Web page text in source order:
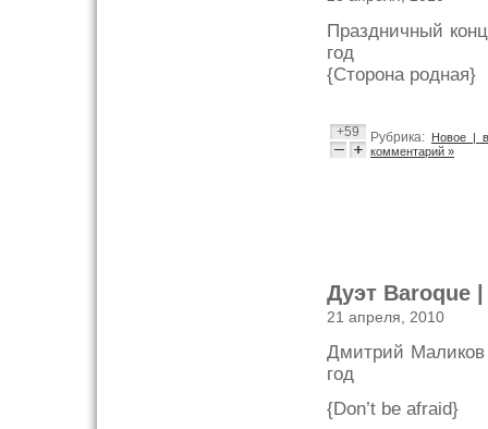
Праздничный
год
{Сторона родная}
+59 Рубрика: Новое |
комментарий »
Дуэт Baroque
21 апреля, 2010
Дмитрий Маликов
год
{Don’t be afraid}